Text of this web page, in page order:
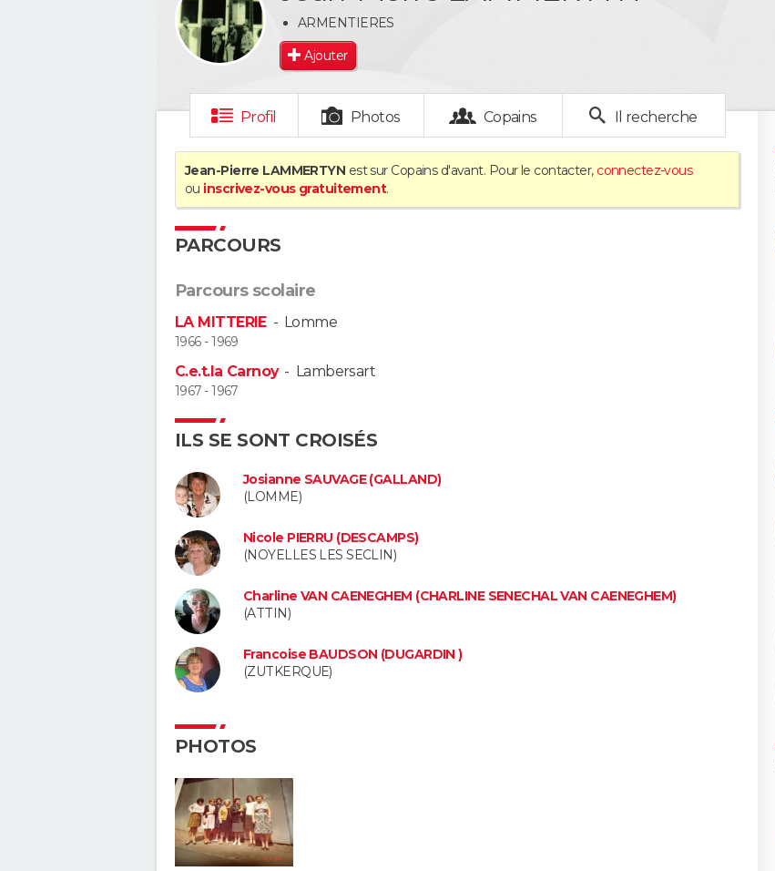
ARMENTIERES
Ajouter
Profil Photos Copains Il recherche
Jean-Pierre LAMMERTYN est sur Copains d'avant. Pour le contacter, connectez-vous
ou inscrivez-vous gratuitement.
PARCOURS
Parcours scolaire
LA MITTERIE- Lomme
1966 - 1969
C.e.t.la Carnoy- Lambersart
1967 - 1967
ILS SE SONT CROISÉS
Josianne SAUVAGE (GALLAND)
(LOMME)
Nicole PIERRU (DESCAMPS)
(NOYELLES LES SECLIN)
Charline VAN CAENEGHEM (CHARLINE SENECHAL VAN CAENEGHEM)
(ATTIN)
Francoise BAUDSON (DUGARDIN )
(ZUTKERQUE)
PHOTOS